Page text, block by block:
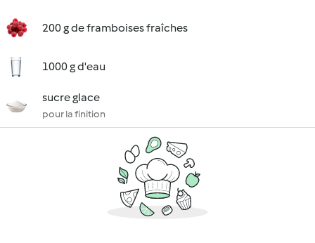
200 g de framboises fraîches
1000 g d'eau
sucre glace
pour la finition